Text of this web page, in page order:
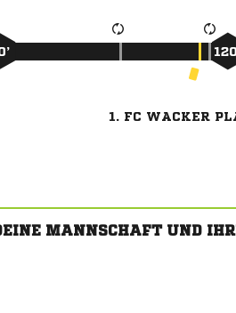
1. FC WACKER
MANNSCHAFT UND